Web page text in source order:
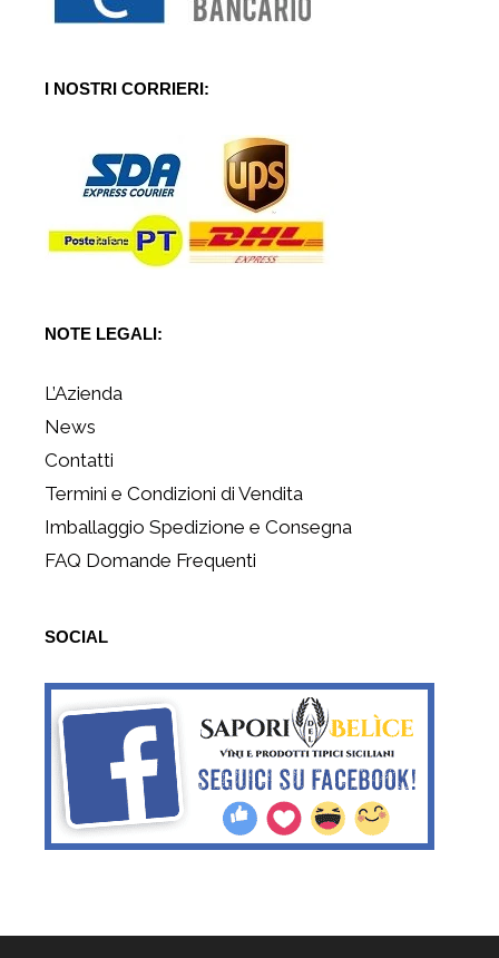
I NOSTRI CORRIERI:
NOTE LEGALI:
L’Azienda
News
Contatti
Termini e Condizioni di Vendita
Imballaggio Spedizione e Consegna
FAQ Domande Frequenti
SOCIAL